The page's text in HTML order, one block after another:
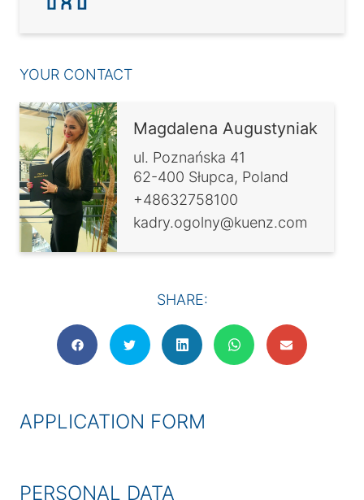
YOUR CONTACT
Magdalena Augustyniak
ul. Poznańska 41
62-400 Słupca, Poland
+48632758100
kadry.ogolny@kuenz.com
APPLICATION FORM
PERSONAL DATA
SHARE: